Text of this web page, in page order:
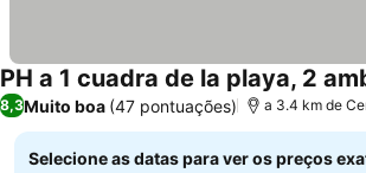
PH a 1 cuadra de la playa, 2
8,3Muito boa (47 pontuações) a 3.4 km de
Selecione as datas para ver os preços